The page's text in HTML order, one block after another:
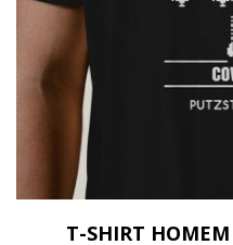
T-SHIRT HOMEM